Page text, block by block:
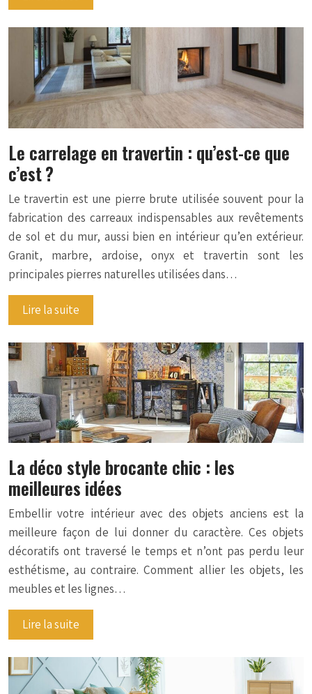
Le carrelage en travertin : qu’est-ce que
c’est ?
Le travertin est une pierre brute utilisée souvent pour la
fabrication des carreaux indispensables aux revêtements
de sol et du mur, aussi bien en intérieur qu’en extérieur.
Granit, marbre, ardoise, onyx et travertin sont les
principales pierres naturelles utilisées dans…
Lire la suite
La déco style brocante chic : les
meilleures idées
Embellir votre intérieur avec des objets anciens est la
meilleure façon de lui donner du caractère. Ces objets
décoratifs ont traversé le temps et n’ont pas perdu leur
esthétisme, au contraire. Comment allier les objets, les
meubles et les lignes…
Lire la suite